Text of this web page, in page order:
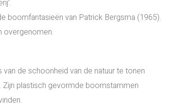
boomfantasieën van Patrick Bergsma (1965).
overgenomen.
de schoonheid van de natuur te tonen
Zijn plastisch gevormde boomstammen